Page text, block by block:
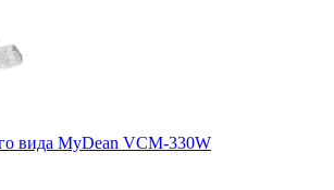
вида MyDean VCM-330W